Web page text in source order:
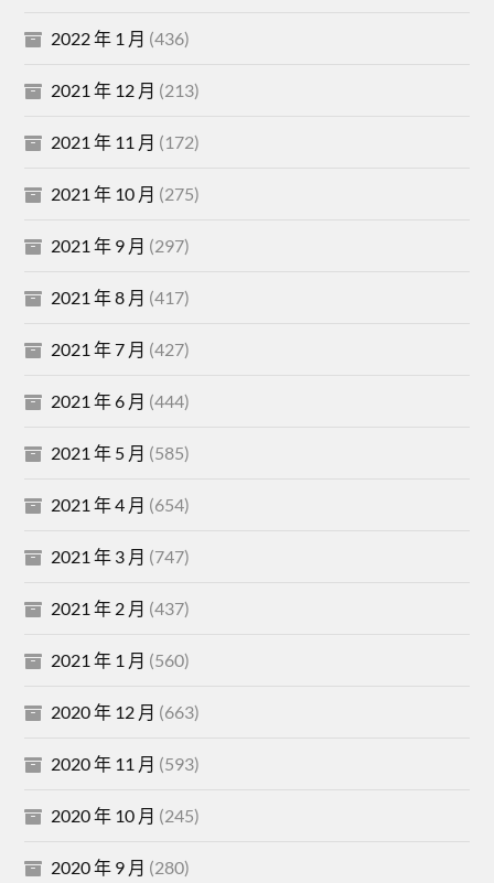
2022 年 1 月 (436)
2021 年 12 月 (213)
2021 年 11 月 (172)
2021 年 10 月 (275)
2021 年 9 月 (297)
2021 年 8 月 (417)
2021 年 7 月 (427)
2021 年 6 月 (444)
2021 年 5 月 (585)
2021 年 4 月 (654)
2021 年 3 月 (747)
2021 年 2 月 (437)
2021 年 1 月 (560)
2020 年 12 月 (663)
2020 年 11 月 (593)
2020 年 10 月 (245)
2020 年 9 月 (280)